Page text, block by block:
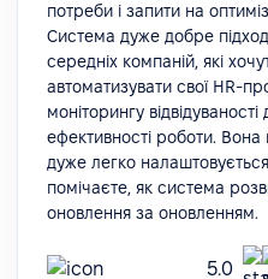
потреби і запити на
Система дуже добре
середніх компаній, які
автоматизувати свої HR-
моніторингу
ефективності роботи. Вона
дуже легко
помічаєте, як система
оновлення за оновленням.
5.0